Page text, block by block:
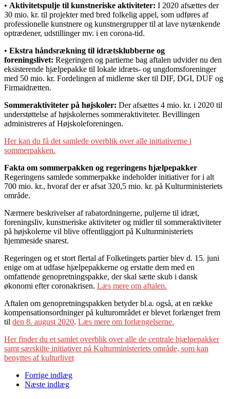
• Aktivitetspulje til kunstneriske aktiviteter: I 2020 afsættes der
30 mio. kr. til projekter med bred folkelig appel, som udføres af
professionelle kunstnere og kunstnergrupper til at lave nytænkende
optrædener, udstillinger mv. i en corona-tid.
• Ekstra håndsrækning til idrætsklubberne og
foreningslivet: Regeringen og partierne bag aftalen udvider nu den
eksisterende hjælpepakke til lokale idræts- og ungdomsforeninger
med 50 mio. kr. Fordelingen af midlerne sker til DIF, DGI, DUF og
Firmaidrætten.
Sommeraktiviteter på højskoler: Der afsættes 4 mio. kr. i 2020 til
understøttelse af højskolernes sommeraktiviteter. Bevillingen
administreres af Højskoleforeningen.
Her kan du få det samlede overblik over alle initiativerne i
sommerpakken.
Fakta om sommerpakken og regeringens hjælpepakker
Regeringens samlede sommerpakke indeholder initiativer for i alt
700 mio. kr., hvoraf der er afsat 320,5 mio. kr. på Kulturministeriets
område.
Nærmere beskrivelser af rabatordningerne, puljerne til idræt,
foreningsliv, kunstneriske aktiviteter og midler til sommeraktiviteter
på højskolerne vil blive offentliggjort på Kulturministeriets
hjemmeside snarest.
Regeringen og et stort flertal af Folketingets partier blev d. 15. juni
enige om at udfase hjælpepakkerne og erstatte dem med en
omfattende genopretningspakke, der skal sætte skub i dansk
økonomi efter coronakrisen. Læs mere om aftalen.
Aftalen om genopretningspakken betyder bl.a. også, at en række
kompensationsordninger på kulturområdet er blevet forlænget frem
til den 8. august 2020. Læs mere om forlængelserne.
Her finder du et samlet overblik over alle de centrale hjælpepakker
samt særskilte initiativer på Kulturministeriets område, som kan
benyttes af kulturlivet
Forrige indlæg
Næste indlæg